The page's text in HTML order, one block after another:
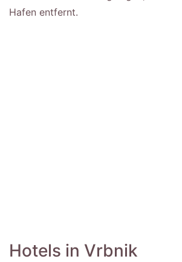
Hafen entfernt.
Hotels in Vrbnik